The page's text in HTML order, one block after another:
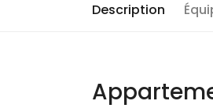
Description